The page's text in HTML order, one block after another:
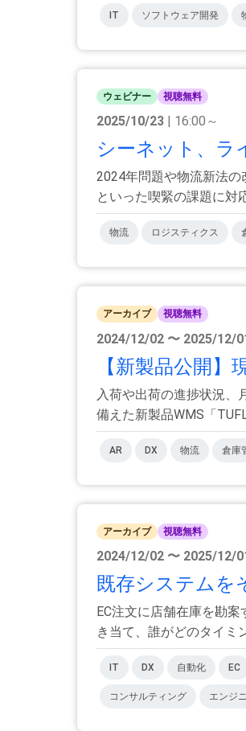
IT ソフトウェア開発
ウェビナー 視聴無料
2025/10/23 | 16:00～
シーネット、ラ
2024年問題や物流新法の
といった喫緊の課題に対
物流 ロジスティクス
アーカイブ 視聴無料
2024/12/02 〜 2025/12/
【新製品公開】
入荷や出荷の進捗状況、
備えた新製品WMS「
AR DX 物流 倉庫
アーカイブ 視聴無料
2024/12/02 〜 2025/12/
既存システムを
EC注文に店舗在庫を勘
き当て、誰がどのタイミ
IT DX 自動化 EC
コンサルティング エンジ